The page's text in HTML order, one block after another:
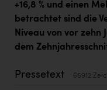
INTERSPORT Austria
Jesolo
+16,8 % und einen
betrachtet sind die
Niveau von vor zehn
dem
Pressetext 65912